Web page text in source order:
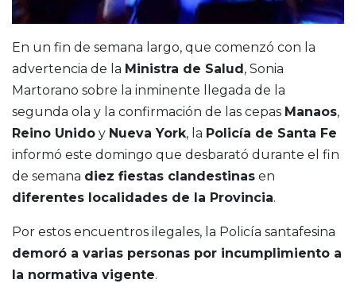
En un fin de semana largo, que comenzó con la
advertencia de la Ministra de Salud, Sonia
Martorano sobre la inminente llegada de la
segunda ola y la confirmación de las cepas Manaos,
Reino Unido y Nueva York, la Policía de Santa Fe
informó este domingo que desbarató durante el fin
de semana diez fiestas clandestinas en
diferentes localidades de la Provincia.
Por estos encuentros ilegales, la Policía santafesina
demoró a varias personas por incumplimiento a
la normativa vigente.